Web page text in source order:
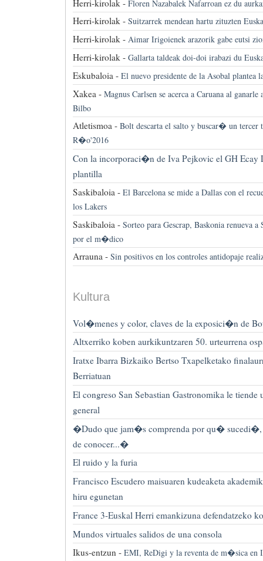
Herri-kirolak - Floren Nazabalek Nafarroan ez du
Herri-kirolak - Suitzarrek mendean hartu zituzten
Herri-kirolak - Aimar Irigoienek arazorik gabe eutsi
Herri-kirolak - Gallarta taldeak doi-doi irabazi du
Eskubaloia - El nuevo presidente de la Asobal plantea
Xakea - Magnus Carlsen se acerca a Caruana al
Bilbo
Atletismoa - Bolt descarta el salto y buscar� un
R�o'2016
Con la incorporaci�n de Iva Pejkovic el GH Ecay
plantilla
Saskibaloia - El Barcelona se mide a Dallas con el
los Lakers
Saskibaloia - Sorteo para Gescrap, Baskonia renueva a
por el m�dico
Arrauna - Sin positivos en los controles antidopaje
Kultura
Vol�menes y color, claves de la exposici�n de
Altxerriko koben aurkikuntzaren 50. urteurrena
Iratxe Ibarra Bizkaiko Bertso Txapelketako
Berriatuan
El congreso San Sebastian Gastronomika le
general
�Dudo que jam�s comprenda por qu� sucedi�,
de conocer...�
El ruido y la furia
Francisco Escudero maisuaren kudeaketa
hiru egunetan
France 3-Euskal Herri emankizuna defendatzeko
Mundos virtuales salidos de una consola
Ikus-entzun - EMI, ReDigi y la reventa de m�sica en